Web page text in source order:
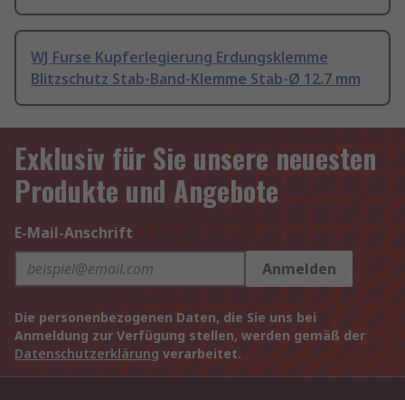
WJ Furse Kupferlegierung Erdungsklemme
Blitzschutz Stab-Band-Klemme Stab-Ø 12.7 mm
Exklusiv für Sie unsere neuesten
Produkte und Angebote
E-Mail-Anschrift
Anmelden
Die personenbezogenen Daten, die Sie uns bei
Anmeldung zur Verfügung stellen, werden gemäß der
Datenschutzerklärung verarbeitet.